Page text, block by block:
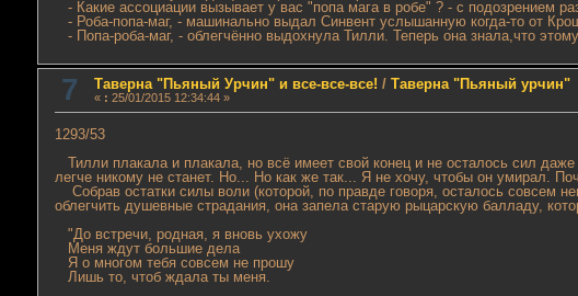
- Какие ассоциации вызывает у вас "попа мага в робе" ? - с подозрением
- Роба-попа-маг, - машинально выдал Синвент услышанную когда-то от
- Попа-роба-маг, - облегчённо выдохнула Тилли. Теперь она знала,что
7 Таверна "Пьяный Урчин" и все-все-все! / Таверна "Пьяный урчин"
« : 25/01/2015 12:34:44 »
1293/53
Тилли плакала и плакала, но всё имеет свой конец и не осталось сил
легче никому не станет. Но... Но как же так... Я не хочу, чтобы он умирал.
Собрав остатки силы воли (которой, по правде говоря, осталось совсем
облегчить душевные страдания, она запела старую рыцарскую балладу,
"До встречи, родная, я вновь ухожу
Меня ждут большие дела
Я о многом тебя совсем не прошу
Лишь то, чтоб ждала ты меня.